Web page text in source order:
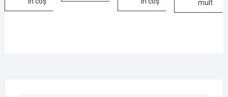
mult